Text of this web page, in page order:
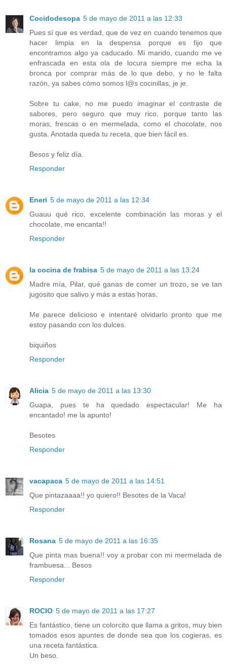
Cocidodesopa 5 de mayo de 2011 a las 12:33
Pues sí que es verdad, que de vez en cuando tenemos que
hacer limpia en la despensa porque es fijo que
encontramos algo ya caducado. Mi marido, cuando me ve
enfrascada en esta ola de locura siempre me echa la
bronca por comprar más de lo que debo, y no le falta
razón, ya sabes cómo somos l@s cocinillas, je je.
Sobre tu cake, no me puedo imaginar el contraste de
sabores, pero seguro que muy rico, porque tanto las
moras, frescas o en mermelada, como el chocolate, nos
gusta. Anotada queda tu receta, que bien fácil es.
Besos y feliz día.
Responder
Eneri 5 de mayo de 2011 a las 12:34
Guauu qué rico, excelente combinación las moras y el
chocolate, me encanta!!
Responder
la cocina de frabisa 5 de mayo de 2011 a las 13:24
Madre mía, Pilar, qué ganas de comer un trozo, se ve tan
jugosito que salivo y más a estas horas.
Me parece delicioso e intentaré olvidarlo pronto que me
estoy pasando con los dulces.
biquiños
Responder
Alicia 5 de mayo de 2011 a las 13:30
Guapa, pues te ha quedado espectacular! Me ha
encantado! me la apunto!
Besotes
Responder
vacapaca 5 de mayo de 2011 a las 14:51
Que pintazaaaa!! yo quiero!! Besotes de la Vaca!
Responder
Rosana 5 de mayo de 2011 a las 16:35
Que pinta mas buena!! voy a probar con mi mermelada de
frambuesa... Besos
Responder
ROCIO 5 de mayo de 2011 a las 17:27
Es fantástico, tiene un colorcito que llama a gritos, muy bien
tomados esos apuntes de donde sea que los cogieras, es
una receta fantástica.
Un beso.